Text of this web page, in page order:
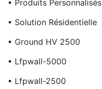
• Produits Personnalisés
• Solution Résidentielle
• Ground HV 2500
• Lfpwall-5000
• Lfpwall-2500